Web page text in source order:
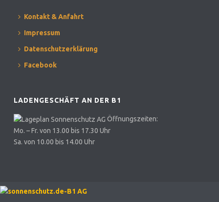
Kontakt & Anfahrt
Impressum
Datenschutzerklärung
Facebook
LADENGESCHÄFT AN DER B1
Öffnungszeiten:
Mo. – Fr. von 13.00 bis 17.30 Uhr
Sa. von 10.00 bis 14.00 Uhr